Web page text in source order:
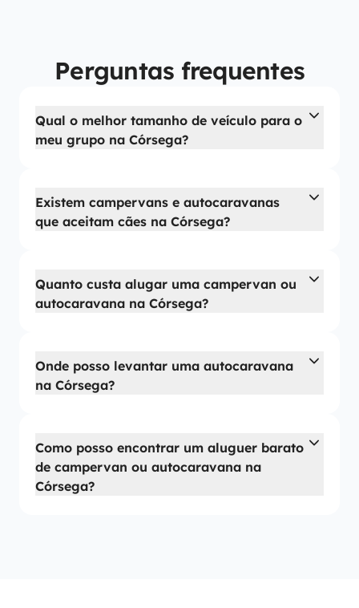
Perguntas frequentes
Qual o melhor tamanho de veículo para o
meu grupo na Córsega?
Existem campervans e autocaravanas
que aceitam cães na Córsega?
Quanto custa alugar uma campervan ou
autocaravana na Córsega?
Onde posso levantar uma autocaravana
na Córsega?
Como posso encontrar um aluguer barato
de campervan ou autocaravana na
Córsega?